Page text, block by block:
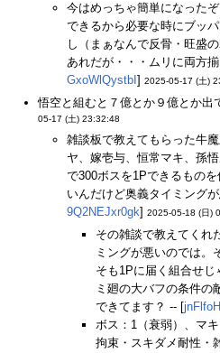
今はめっちゃ簡単になった
できるから必要な時にブッ
し（まぁなんで反骨・旺盛
あれだが・・・ムリに両方
GxoWlQystbI ] 2025-05-17 (土)
悟空と組むと７億とか９億とか出
05-17 (土) 23:32:48
雑談板で教えてもらった牛
ヤ、嫁壱与、恒常マキ、孫
で300ボスを1Pできるもの
いんだけど奥義タイミング
9Q2NEJxr0gk] 2025-05-18 (日)
その雑談で教えてくれ
ミングが悪いのでは。
そも1Pに届く組合せじ
ミ廻の大バフの条件の
できてます？ -- [
ボス：1（衰弱）、マ
拘束・スキダメ耐性